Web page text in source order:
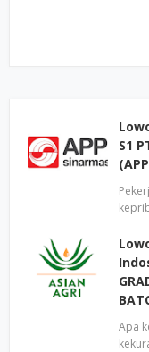
S1
Apa